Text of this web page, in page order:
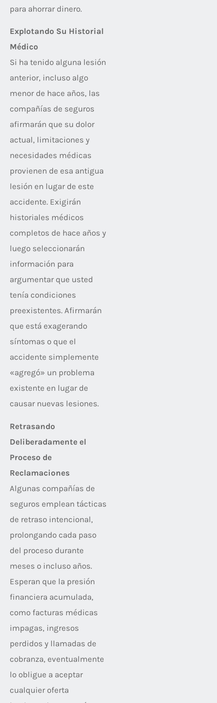
para ahorrar dinero.
Explotando Su Historial
Médico
Si ha tenido alguna lesión
anterior, incluso algo
menor de hace años, las
compañías de seguros
afirmarán que su dolor
actual, limitaciones y
necesidades médicas
provienen de esa antigua
lesión en lugar de este
accidente. Exigirán
historiales médicos
completos de hace años y
luego seleccionarán
información para
argumentar que usted
tenía condiciones
preexistentes. Afirmarán
que está exagerando
síntomas o que el
accidente simplemente
«agregó» un problema
existente en lugar de
causar nuevas lesiones.
Retrasando
Deliberadamente el
Proceso de
Reclamaciones
Algunas compañías de
seguros emplean tácticas
de retraso intencional,
prolongando cada paso
del proceso durante
meses o incluso años.
Esperan que la presión
financiera acumulada,
como facturas médicas
impagas, ingresos
perdidos y llamadas de
cobranza, eventualmente
lo obligue a aceptar
cualquier oferta